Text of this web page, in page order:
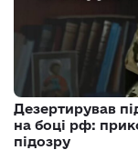
Дезертирував
на боці рф:
підозру